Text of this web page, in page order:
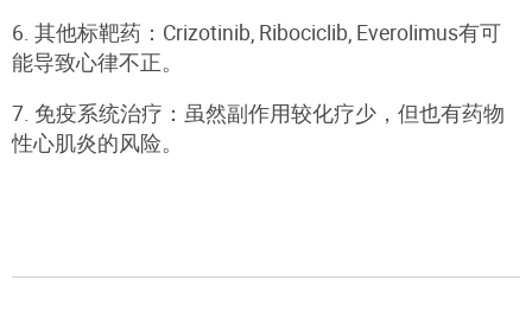
6. 其他标靶药：Crizotinib, Ribociclib, Everolimus有可
能导致心律不正。
7. 免疫系统治疗：虽然副作用较化疗少，但也有药物
性心肌炎的风险。